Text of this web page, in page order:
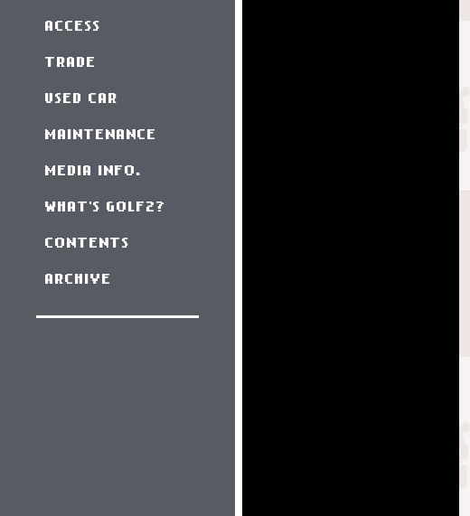
ACCESS
TRADE
USED CAR
MAINTENANCE
MEDIA INFO.
WHAT'S GOLF2?
CONTENTS
ARCHIVE